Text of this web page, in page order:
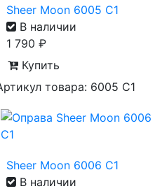
Sheer Moon 6005 С1
В наличии
1 790 ₽
Купить
товара: 6005 С1
Sheer Moon 6006 С1
В наличии